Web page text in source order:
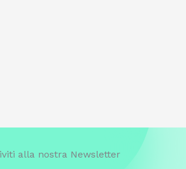
alla nostra Newsletter